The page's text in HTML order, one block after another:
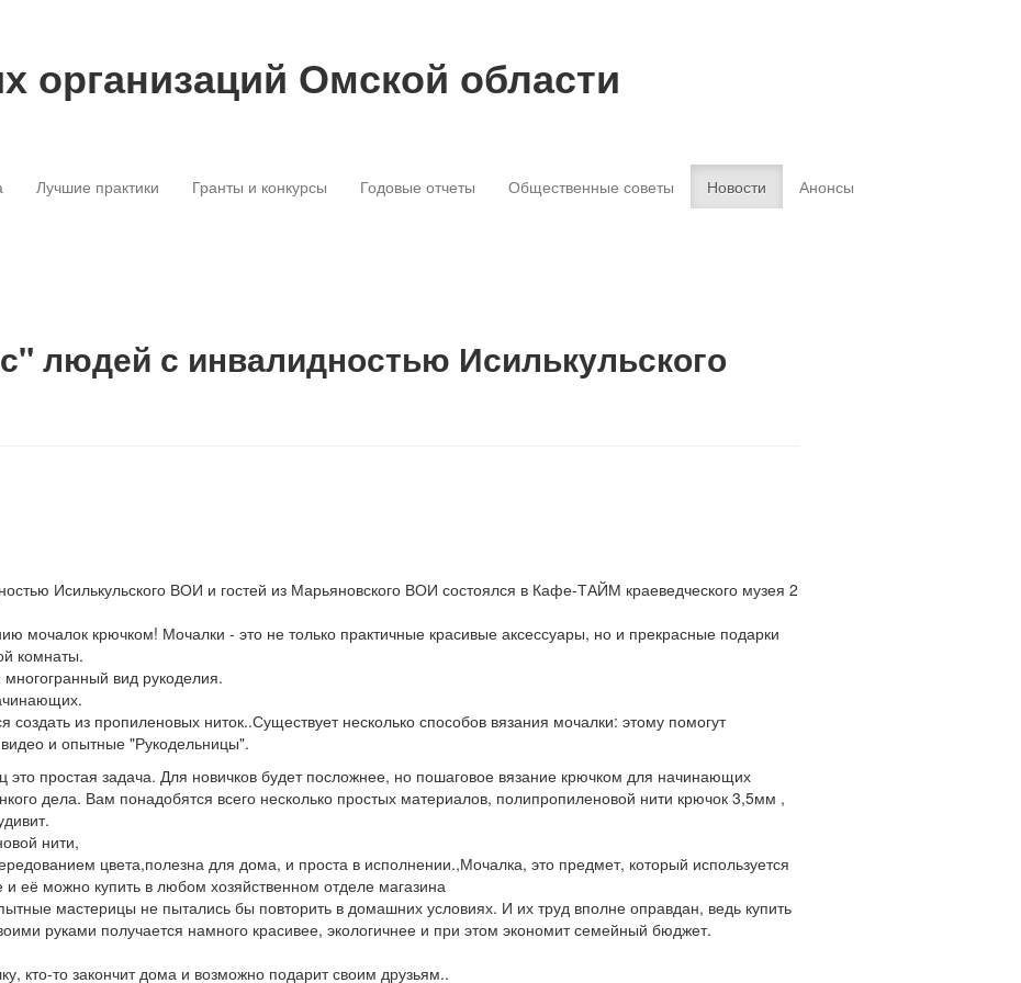
организаций Омской области
Лучшие практики Гранты и конкурсы Годовые отчеты Общественные советы Новости
Анонсы
людей с инвалидностью Исилькульского
Исилькульского ВОИ и гостей из Марьяновского ВОИ состоялся в Кафе-ТАЙМ краеведческого музея 2
мочалок крючком! Мочалки - это не только практичные красивые аксессуары, но и прекрасные подарки
комнаты.
вид рукоделия.
создать из пропиленовых ниток..Существует несколько способов вязания мочалки: этому помогут
и опытные "Рукодельницы".
простая задача. Для новичков будет посложнее, но пошаговое вязание крючком для начинающих
дела. Вам понадобятся всего несколько простых материалов, полипропиленовой нити крючок 3,5мм ,
нити,
цвета,полезна для дома, и проста в исполнении.,Мочалка, это предмет, который используется
её можно купить в любом хозяйственном отделе магазина
мастерицы не пытались бы повторить в домашних условиях. И их труд вполне оправдан, ведь купить
руками получается намного красивее, экологичнее и при этом экономит семейный бюджет.
кто-то закончит дома и возможно подарит своим друзьям..